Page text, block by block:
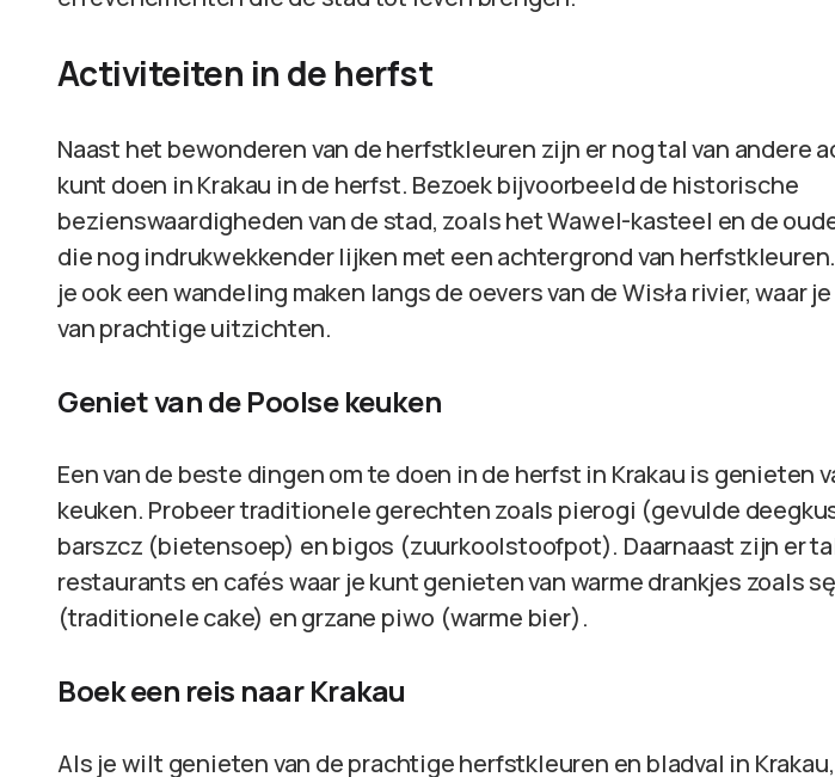
Activiteiten in de herfst
Naast het bewonderen van de herfstkleuren zijn er nog tal van andere
kunt doen in Krakau in de herfst. Bezoek bijvoorbeeld de historische
bezienswaardigheden van de stad, zoals het Wawel-kasteel en de
die nog indrukwekkender lijken met een achtergrond van
je ook een wandeling maken langs de oevers van de Wisła rivier, waar
van prachtige uitzichten.
Geniet van de Poolse keuken
Een van de beste dingen om te doen in de herfst in Krakau is genieten
keuken. Probeer traditionele gerechten zoals pierogi (gevulde
barszcz (bietensoep) en bigos (zuurkoolstoofpot). Daarnaast zijn er
restaurants en cafés waar je kunt genieten van warme drankjes zoals
(traditionele cake) en grzane piwo (warme bier).
Boek een reis naar Krakau
Als je wilt genieten van de prachtige herfstkleuren en bladval in